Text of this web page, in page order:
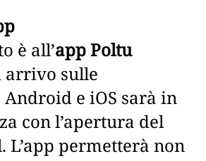
è all’app Poltu
arrivo sulle
e iOS sarà in
con l’apertura del
L’app permetterà non